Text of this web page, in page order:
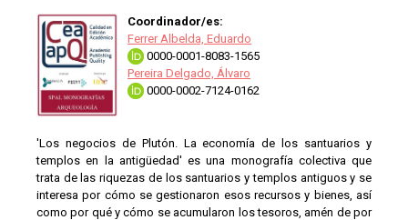
Coordinador/es:
Ferrer Albelda, Eduardo
0000-0001-8083-1565
Pereira Delgado, Álvaro
0000-0002-7124-0162
'Los negocios de Plutón. La economía de los santuarios y
templos en la antigüedad' es una monografía colectiva que
trata de las riquezas de los santuarios y templos antiguos y se
interesa por cómo se gestionaron esos recursos y bienes, así
como por qué y cómo se acumularon los tesoros, amén de por